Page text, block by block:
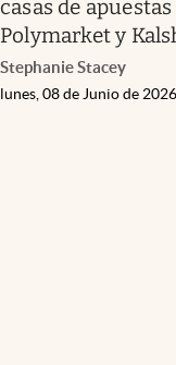
casas de
Polymarket y
Stephanie Stacey
lunes, 08 de Junio de 2026